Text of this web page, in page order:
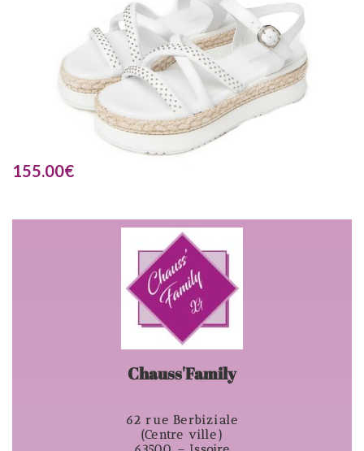
155.00€
Chauss'Family
62 rue Berbiziale
(Centre ville)